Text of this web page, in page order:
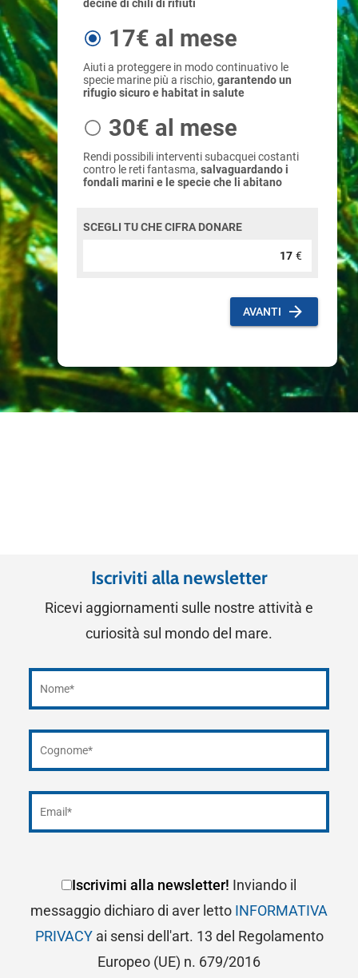
Iscriviti alla newsletter
Ricevi aggiornamenti sulle nostre attività e
curiosità sul mondo del mare.
Iscrivimi alla newsletter! Inviando il
messaggio dichiaro di aver letto INFORMATIVA
PRIVACYai sensi dell'art. 13 del Regolamento
Europeo (UE) n. 679/2016